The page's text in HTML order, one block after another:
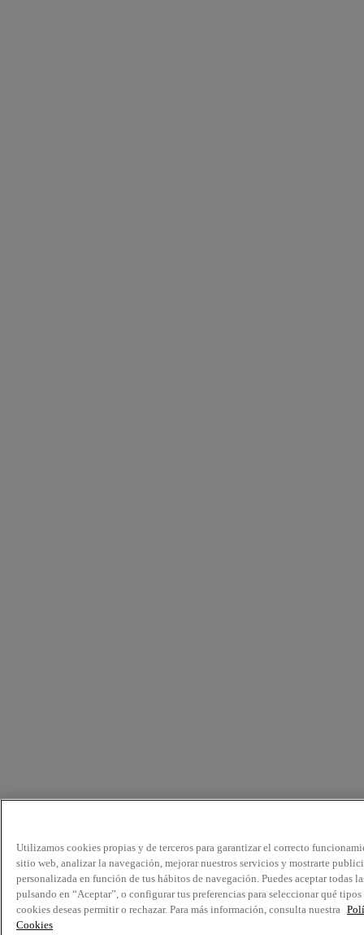
Utilizamos cookies propias y de terceros para garantizar el correcto
sitio web, analizar la navegación, mejorar nuestros servicios y mostrarte
personalizada en función de tus hábitos de navegación. Puedes aceptar todas
pulsando en “Aceptar”, o configurar tus preferencias para seleccionar qué tipos
cookies deseas permitir o rechazar. Para más información, consulta nuestra
Cookies